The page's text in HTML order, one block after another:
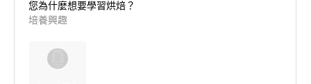
您為什麼想要學習烘焙？
培養興趣